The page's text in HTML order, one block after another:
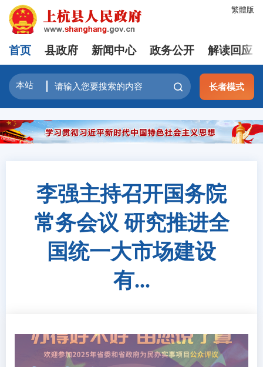
繁體版
首页 县政府 新闻中心 政务公开 解读回应
长者模式
李强主持召开国务院
常务会议 研究推进全
国统一大市场建设
有...